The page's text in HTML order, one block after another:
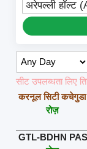
अरेपल्ली हॉल्ट
सीट उपलब्धता लिए
करनूल सिटी
रोज़
GTL-BDHN